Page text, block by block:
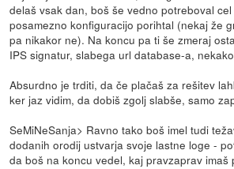
delaš vsak dan, boš še vedno potreboval
posamezno konfiguracijo porihtal (nekaj že
pa nikakor ne). Na koncu pa ti še zmeraj
IPS signatur, slabega url database-a,
Absurdno je trditi, da če plačaš za rešitev
ker jaz vidim, da dobiš zgolj slabše, samo
SeMiNeSanja> Ravno tako boš imel tudi
dodanih orodij ustvarja svoje lastne loge -
da boš na koncu vedel, kaj pravzaprav imaš